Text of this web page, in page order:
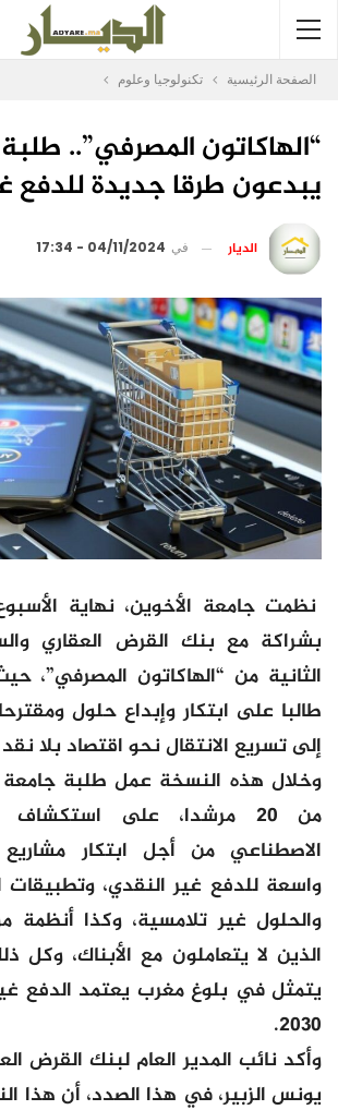
الصفحة الرئيسية تكنولوجيا وعلوم
“الهاكاتون المصرفي”..
يبدعون طرقا جديدة للدفع
الديار في 04/11/2024 - 17:34
نظمت جامعة الأخوين، نهاية
بشراكة مع بنك القرض العقاري
الثانية من “الهاكاتون
طالبا على ابتكار وإبداع حلول
إلى تسريع الانتقال نحو اقتصاد بلا
وخلال هذه النسخة عمل طلبة جامعة
من 20 مرشدا، على استكشاف
الاصطناعي من أجل ابتكار
واسعة للدفع غير النقدي، وتطبيقات
والحلول غير تلامسية، وكذا
الذين لا يتعاملون مع الأبناك،
يتمثل في بلوغ مغرب يعتمد الدفع
2030.
وأكد نائب المدير العام لبنك القرض
يونس الزبير، في هذا الصدد، أن هذا